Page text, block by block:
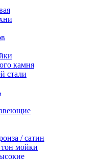
камня
стали
/ сатин
мойки